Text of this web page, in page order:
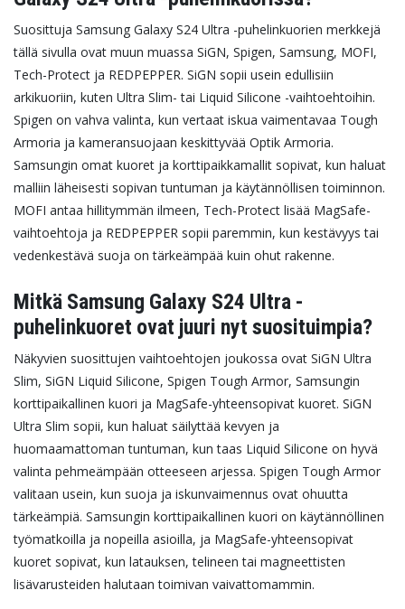
Suosittuja Samsung Galaxy S24 Ultra -puhelinkuorien merkkejä
tällä sivulla ovat muun muassa SiGN, Spigen, Samsung, MOFI,
Tech-Protect ja REDPEPPER. SiGN sopii usein edullisiin
arkikuoriin, kuten Ultra Slim- tai Liquid Silicone -vaihtoehtoihin.
Spigen on vahva valinta, kun vertaat iskua vaimentavaa Tough
Armoria ja kameransuojaan keskittyvää Optik Armoria.
Samsungin omat kuoret ja korttipaikkamallit sopivat, kun haluat
malliin läheisesti sopivan tuntuman ja käytännöllisen toiminnon.
MOFI antaa hillitymmän ilmeen, Tech-Protect lisää MagSafe-
vaihtoehtoja ja REDPEPPER sopii paremmin, kun kestävyys tai
vedenkestävä suoja on tärkeämpää kuin ohut rakenne.
Mitkä Samsung Galaxy S24 Ultra -
puhelinkuoret ovat juuri nyt suosituimpia?
Näkyvien suosittujen vaihtoehtojen joukossa ovat SiGN Ultra
Slim, SiGN Liquid Silicone, Spigen Tough Armor, Samsungin
korttipaikallinen kuori ja MagSafe-yhteensopivat kuoret. SiGN
Ultra Slim sopii, kun haluat säilyttää kevyen ja
huomaamattoman tuntuman, kun taas Liquid Silicone on hyvä
valinta pehmeämpään otteeseen arjessa. Spigen Tough Armor
valitaan usein, kun suoja ja iskunvaimennus ovat ohuutta
tärkeämpiä. Samsungin korttipaikallinen kuori on käytännöllinen
työmatkoilla ja nopeilla asioilla, ja MagSafe-yhteensopivat
kuoret sopivat, kun latauksen, telineen tai magneettisten
lisävarusteiden halutaan toimivan vaivattomammin.